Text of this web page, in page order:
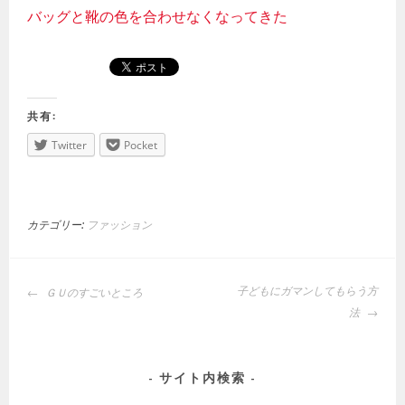
バッグと靴の色を合わせなくなってきた
共有:
Twitter
Pocket
カテゴリー: ファッション
投ＧＵのすごいところ
子どもにガマンしてもらう方
法
サイト内検索